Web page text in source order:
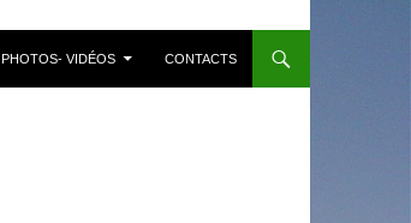
PHOTOS- VIDÉOS CONTACTS